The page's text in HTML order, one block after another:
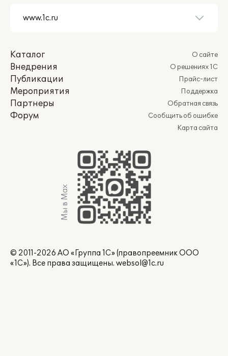
Каталог
Внедрения
Публикации
Мероприятия
Партнеры
Форум
О сайте
О решениях 1С
Прайс-лист
Поддержка
Обратная связь
Сообщить об ошибке
Карта сайта
Мы в Max
© 2011-2026 АО «Группа 1С» (правопреемник ООО
«1С»). Все права защищены. websol@1c.ru